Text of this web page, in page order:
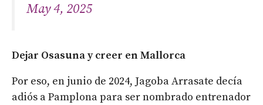
May 4, 2025
Dejar Osasuna y creer en Mallorca
Por eso, en junio de 2024, Jagoba Arrasate decía
adiós a Pamplona para ser nombrado entrenador